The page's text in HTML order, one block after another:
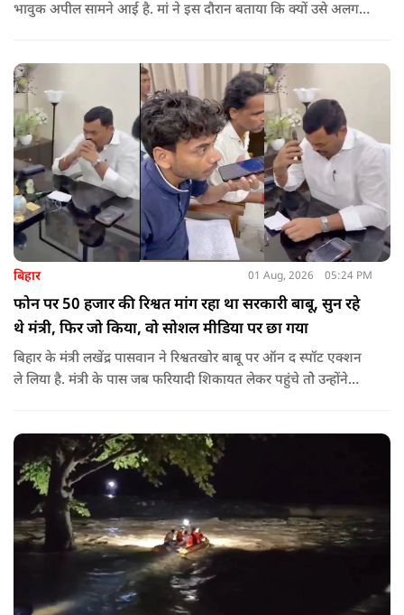
भावुक अपील सामने आई है. मां ने इस दौरान बताया कि क्यों उसे अलग
को गोद लेने के लिए पीएम से अपील भी की है.
बिहार 01 Aug, 2026 05:24 PM
फोन पर 50 हजार की रिश्वत मांग रहा था सरकारी बाबू, सुन रहे
थे मंत्री, फिर जो किया, वो सोशल मीडिया पर छा गया
बिहार के मंत्री लखेंद्र पासवान ने रिश्वतखोर बाबू पर ऑन द स्पॉट एक्शन
ले लिया है. मंत्री के पास जब फरियादी शिकायत लेकर पहुंचे तोे उन्होंने